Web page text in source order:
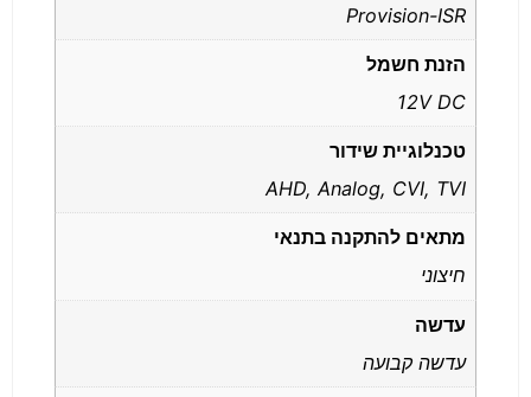
Provision-ISR
הזנת חשמל
12V DC
טכנלוגיית שידור
AHD, Analog, CVI, TVI
מתאים להתקנה בתנאי
חיצוני
עדשה
עדשה קבועה